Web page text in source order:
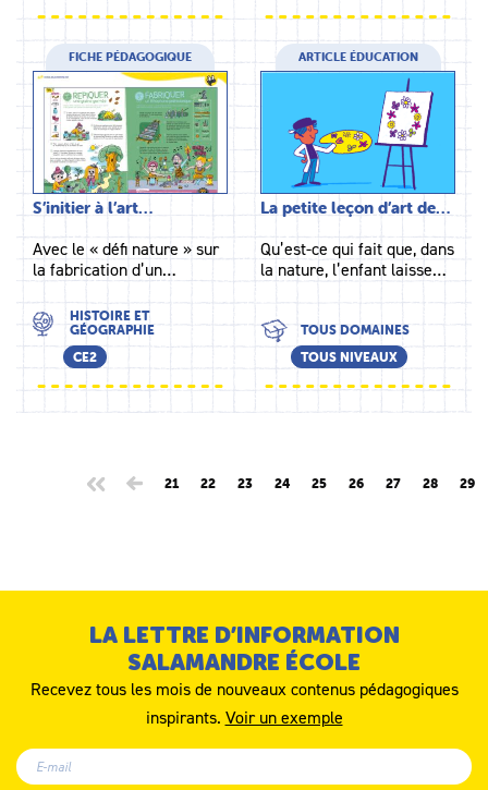
FICHE PÉDAGOGIQUE
S’initier à l’art…
Avec le « défi nature » sur
la fabrication d’un…
HISTOIRE ET
GÉOGRAPHIE
CE2
ARTICLE ÉDUCATION
La petite leçon d’art de…
Qu’est-ce qui fait que, dans
la nature, l’enfant laisse…
TOUS DOMAINES
TOUS NIVEAUX
21 22 23 24 25 26 27 28 29
LA LETTRE D’INFORMATION
SALAMANDRE ÉCOLE
Recevez tous les mois de nouveaux contenus pédagogiques
inspirants. Voir un exemple